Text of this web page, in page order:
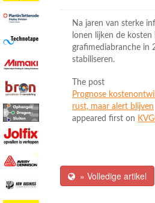
Na jaren van sterke
lonen lijken de kosten
grafimediabranche in
stabiliseren.
The post
Prognose
rust, maar alert blijven
appeared first on
» Volledige artikel